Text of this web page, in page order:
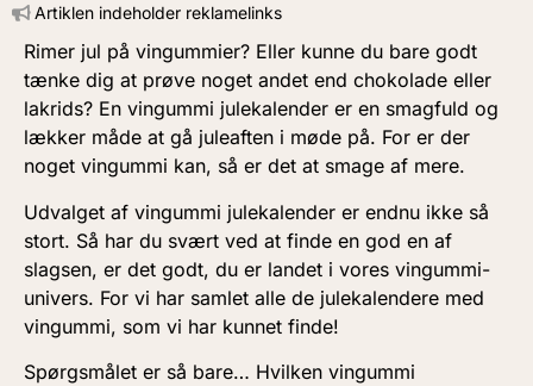
Artiklen indeholder reklamelinks
Rimer jul på vingummier? Eller kunne du bare godt
tænke dig at prøve noget andet end chokolade eller
lakrids? En vingummi julekalender er en smagfuld og
lækker måde at gå juleaften i møde på. For er der
noget vingummi kan, så er det at smage af mere.
Udvalget af vingummi julekalender er endnu ikke så
stort. Så har du svært ved at finde en god en af
slagsen, er det godt, du er landet i vores vingummi-
univers. For vi har samlet alle de julekalendere med
vingummi, som vi har kunnet finde!
Spørgsmålet er så bare… Hvilken vingummi